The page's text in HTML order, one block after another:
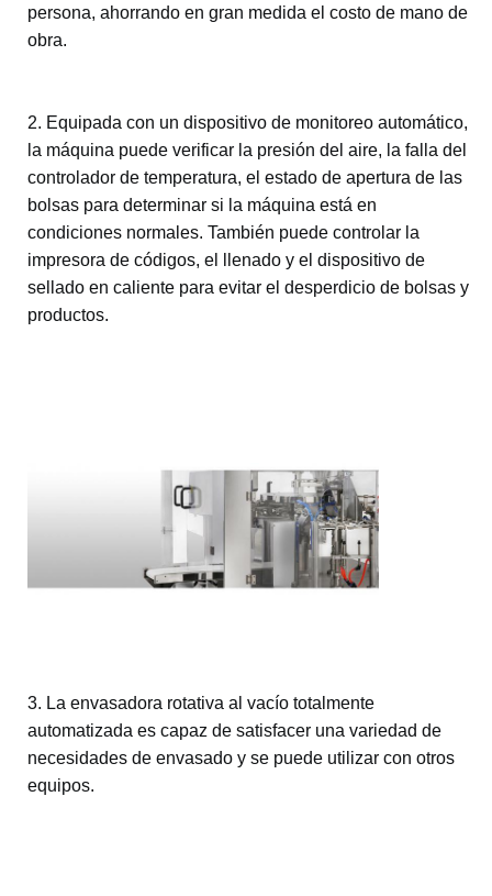
persona, ahorrando en gran medida el costo de mano de
obra.
2. Equipada con un dispositivo de monitoreo automático,
la máquina puede verificar la presión del aire, la falla del
controlador de temperatura, el estado de apertura de las
bolsas para determinar si la máquina está en
condiciones normales. También puede controlar la
impresora de códigos, el llenado y el dispositivo de
sellado en caliente para evitar el desperdicio de bolsas y
productos.
3. La envasadora rotativa al vacío totalmente
automatizada es capaz de satisfacer una variedad de
necesidades de envasado y se puede utilizar con otros
equipos.